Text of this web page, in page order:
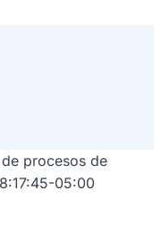
procesos de
05:00